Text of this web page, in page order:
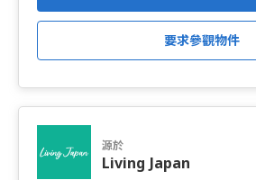
源於
Living Japan
要求參觀物件